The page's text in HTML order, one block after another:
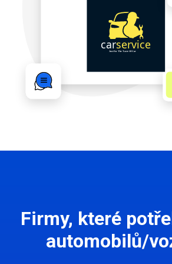
Firmy, které
automobilů/